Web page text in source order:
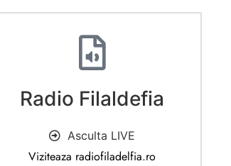
Radio Filaldefia
Asculta LIVE
Viziteaza radiofiladelfia.ro